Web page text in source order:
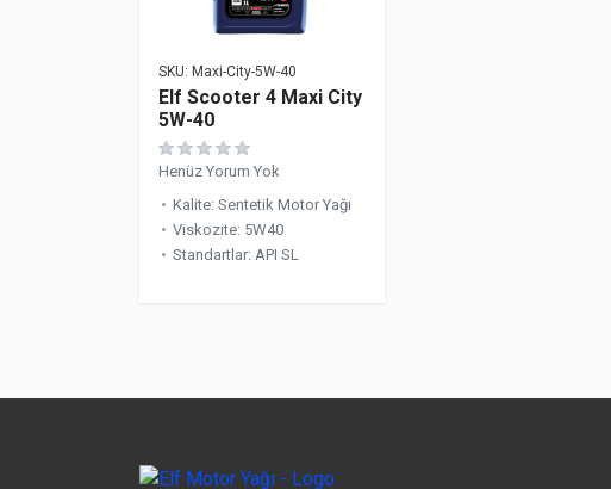
SKU: Maxi-City-5W-40
Elf Scooter 4 Maxi City
5W-40
Henüz Yorum Yok
Kalite: Sentetik Motor Yağı
Viskozite: 5W40
Standartlar: API SL